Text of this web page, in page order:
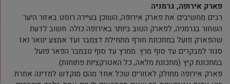
פארק אירופה, גרמניה
רבים מחשיבים את פארק אירופה, השוכן בעיירה רוסט באזור היער
השחור בגרמניה, לפארק הטוב ביותר באירופה כולה. חשוב לדעת
שהפארק פועל במתכונת חורף מתחילת דצמבר ועד אמצע ינואר ואז
סגור למבקרים עד סוף מרץ. ממרץ עד סוף נובמבר הפאר פועל
במתכונת קיץ (מתכונת מלאה, כל האטרקציות פתוחות).
פארק אירופה מחולק לאזורים שכל אחד מהם מוקדש למדינה אחרת.